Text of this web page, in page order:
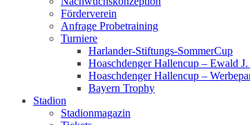
Förderverein
Anfrage Probetraining
Turniere
Harlander-Stiftungs-SommerCup
Hoaschdenger Hallencup – Ewald
Hoaschdenger Hallencup –
Bayern Trophy
Stadion
Stadionmagazin